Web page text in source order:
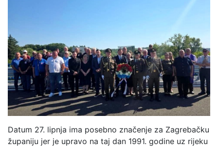
Datum 27. lipnja ima posebno značenje za Zagrebačku
županiju jer je upravo na taj dan 1991. godine uz rijeku